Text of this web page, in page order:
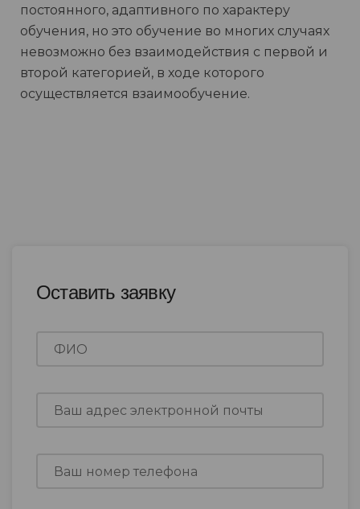
постоянного, адаптивного по характеру
обучения, но это обучение во многих случаях
невозможно без взаимодействия с первой и
второй категорией, в ходе которого
осуществляется взаимообучение.
Оставить заявку